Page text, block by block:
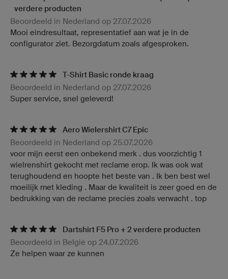
verdere producten
Beoordeeld in Nederland op 27.07.2026
Mooi eindresultaat, representatief aan wat je in de
configurator ziet. Bezorgdatum zoals afgesproken.
T-Shirt Basic ronde kraag
Beoordeeld in Nederland op 27.07.2026
Super service, snel geleverd!
Aero Wielershirt C7 Epic
Beoordeeld in Nederland op 25.07.2026
voor mijn eerst een onbekend merk . dus voorzichtig 1
wielrenshirt gekocht met reclame erop. Ik was ook wat
terughoudend en hoopte het beste van . Ik ben best wel
moeilijk met kleding . Maar de kwaliteit is zeer goed en de
bedrukking van de reclame precies zoals verwacht . top
Dartshirt F5 Pro + 2 verdere producten
Beoordeeld in België op 24.07.2026
Ze helpen waar ze kunnen